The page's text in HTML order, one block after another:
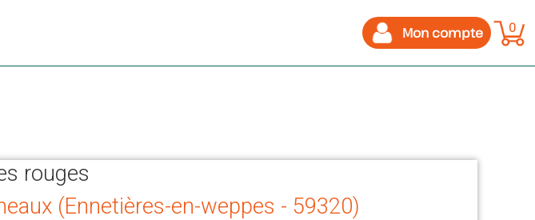
Mon compte 0
rouges
(Ennetières-en-weppes - 59320)